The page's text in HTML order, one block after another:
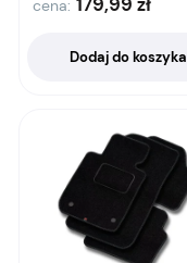
cena:
Dodaj do koszyka